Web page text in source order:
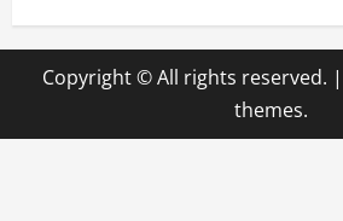
Copyright © All rights reserved. |
themes.